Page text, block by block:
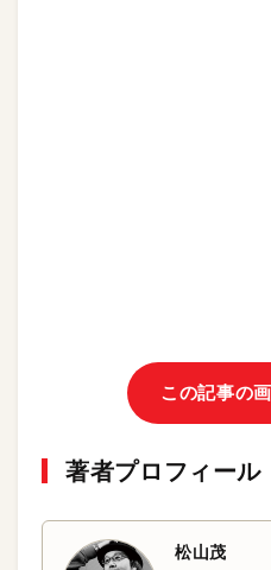
この記事の
著者プロフィール
松山茂